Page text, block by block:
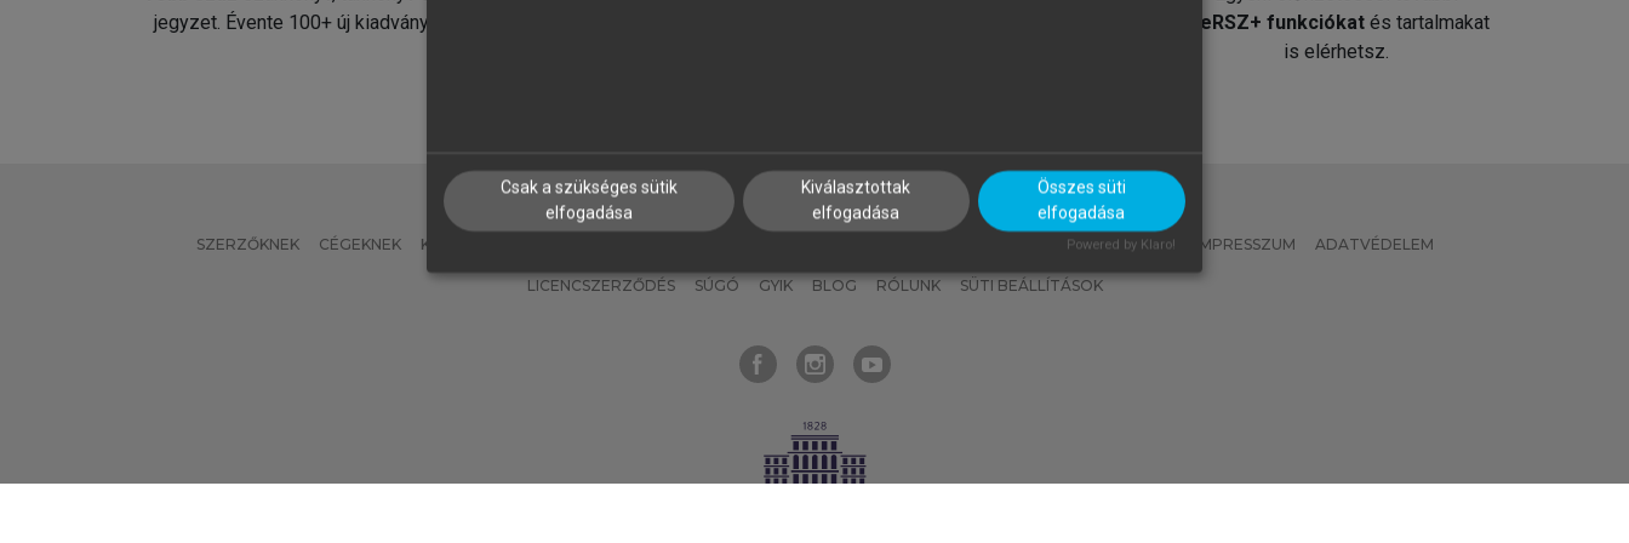
jegyzet. Évente 100+ új kiadvány.
MeRSZ+ funkciókat és tartalmakat
is elérhetsz.
SZERZŐKNEK CÉGEKNEK KÖNYVTÁROSOKNAK MI – ÁLTALÁNOS IRÁNYELVEK IMPRESSZUM ADATVÉDELEM
LICENCSZERZŐDÉS SÚGÓ GYIK BLOG RÓLUNK SÜTI BEÁLLÍTÁSOK
Csak a szükséges sütik
elfogadása
Kiválasztottak
elfogadása
Összes süti
elfogadása
Powered by Klaro!